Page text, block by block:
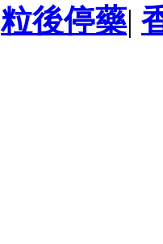
粒後停藥|